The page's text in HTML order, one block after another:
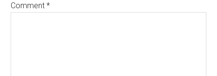
Comment*